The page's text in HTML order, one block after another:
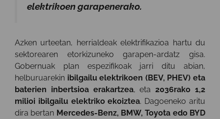
elektrikoen garapenerako.
Azken urteetan, herrialdeak elektrifikazioa hartu du
sektorearen etorkizuneko garapen-ardatz gisa.
Gobernuak plan espezifikoak jarri ditu abian,
helburuarekin ibilgailu elektrikoen (BEV, PHEV) eta
baterien inbertsioa erakartzea, eta2036rako 1,2
milioi ibilgailu elektriko ekoiztea. Dagoeneko aritu
dira bertan Mercedes-Benz, BMW, Toyota edo BYD